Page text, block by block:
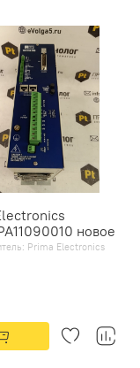
новое
Prima Electronics